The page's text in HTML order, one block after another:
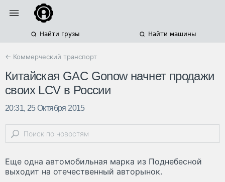
Найти грузы Найти машины
← Коммерческий транспорт
Китайская GAC Gonow начнет продажи
своих LCV в России
20:31, 25 Октября 2015
Еще одна автомобильная марка из Поднебесной
выходит на отечественный авторынок.